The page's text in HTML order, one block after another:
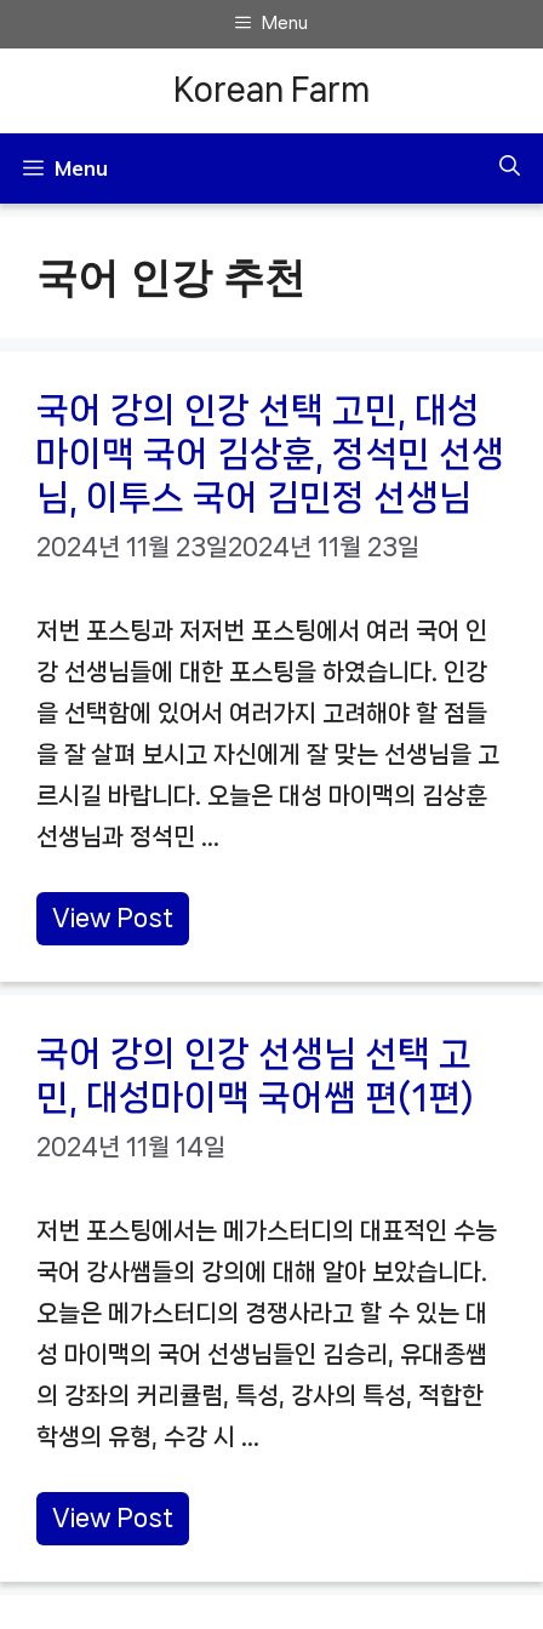
Menu
Korean Farm
Menu
국어 인강 추천
국어 강의 인강 선택 고민, 대성
마이맥 국어 김상훈, 정석민 선생
님, 이투스 국어 김민정 선생님
2024년 11월 23일2024년 11월 23일
저번 포스팅과 저저번 포스팅에서 여러 국어 인
강 선생님들에 대한 포스팅을 하였습니다. 인강
을 선택함에 있어서 여러가지 고려해야 할 점들
을 잘 살펴 보시고 자신에게 잘 맞는 선생님을 고
르시길 바랍니다. 오늘은 대성 마이맥의 김상훈
선생님과 정석민 …
View Post
국어 강의 인강 선생님 선택 고
민, 대성마이맥 국어쌤 편(1편)
2024년 11월 14일
저번 포스팅에서는 메가스터디의 대표적인 수능
국어 강사쌤들의 강의에 대해 알아 보았습니다.
오늘은 메가스터디의 경쟁사라고 할 수 있는 대
성 마이맥의 국어 선생님들인 김승리, 유대종쌤
의 강좌의 커리큘럼, 특성, 강사의 특성, 적합한
학생의 유형, 수강 시 …
View Post